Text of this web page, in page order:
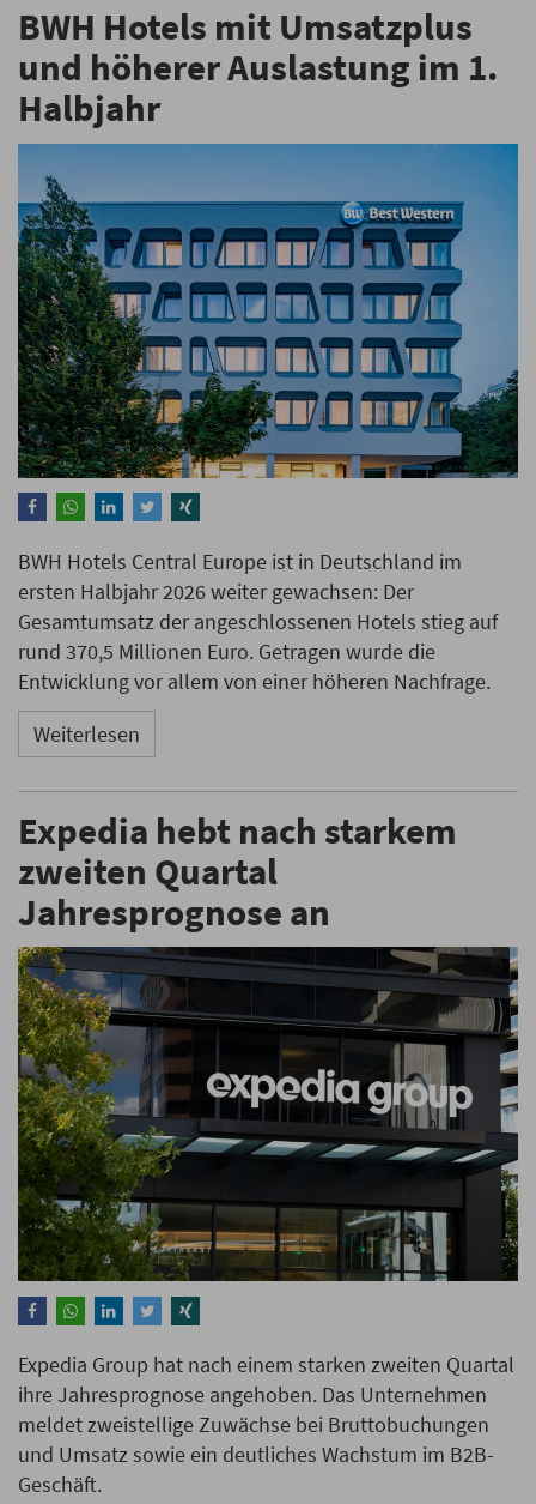
BWH Hotels mit Umsatzplus
und höherer Auslastung im 1.
Halbjahr
BWH Hotels Central Europe ist in Deutschland im
ersten Halbjahr 2026 weiter gewachsen: Der
Gesamtumsatz der angeschlossenen Hotels stieg auf
rund 370,5 Millionen Euro. Getragen wurde die
Entwicklung vor allem von einer höheren Nachfrage.
Weiterlesen
Expedia hebt nach starkem
zweiten Quartal
Jahresprognose an
Expedia Group hat nach einem starken zweiten Quartal
ihre Jahresprognose angehoben. Das Unternehmen
meldet zweistellige Zuwächse bei Bruttobuchungen
und Umsatz sowie ein deutliches Wachstum im B2B-
Geschäft.